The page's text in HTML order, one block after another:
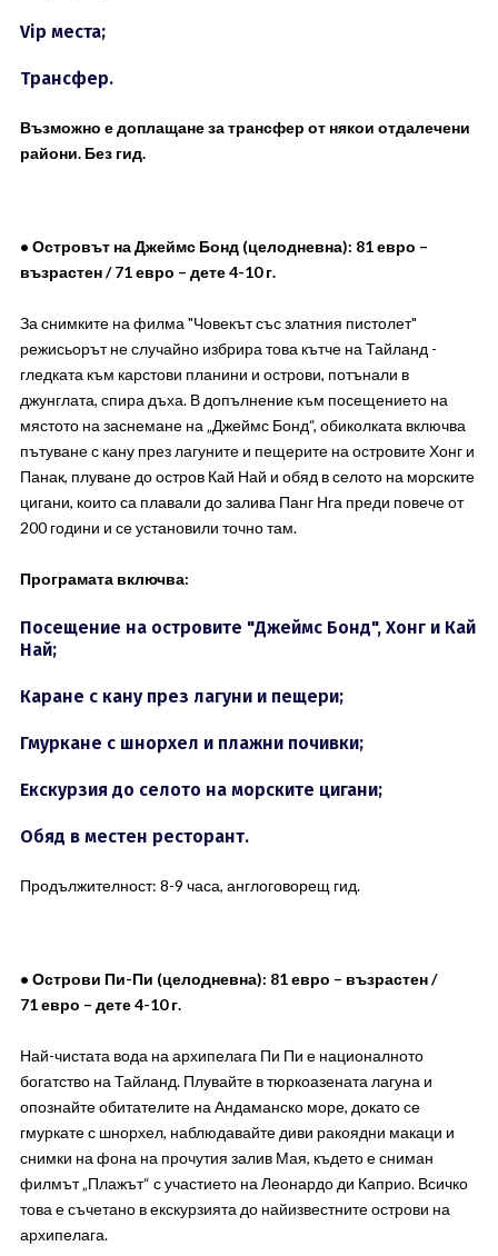
Vip места;
Трансфер.
Възможно е доплащане за трансфер от някои отдалечени
райони. Без гид.
• Островът на Джеймс Бонд (целодневна): 81 евро –
възрастен / 71 евро – дете 4-10 г.
За снимките на филма "Човекът със златния пистолет"
режисьорът не случайно избрира това кътче на Тайланд -
гледката към карстови планини и острови, потънали в
джунглата, спира дъха. В допълнение към посещението на
мястото на заснемане на „Джеймс Бонд“, обиколката включва
пътуване с кану през лагуните и пещерите на островите Хонг и
Панак, плуване до остров Кай Най и обяд в селото на морските
цигани, които са плавали до залива Панг Нга преди повече от
200 години и се установили точно там.
Програмата включва:
Посещение на островите "Джеймс Бонд", Хонг и Кай
Най;
Каране с кану през лагуни и пещери;
Гмуркане с шнорхел и плажни почивки;
Екскурзия до селото на морските цигани;
Обяд в местен ресторант.
Продължителност: 8-9 часа, англоговорещ гид.
• Острови Пи-Пи (целодневна): 81 евро – възрастен /
71 евро – дете 4-10 г.
Най-чистата вода на архипелага Пи Пи е националното
богатство на Тайланд. Плувайте в тюркоазената лагуна и
опознайте обитателите на Андаманско море, докато се
гмуркате с шнорхел, наблюдавайте диви ракоядни макаци и
снимки на фона на прочутия залив Мая, където е сниман
филмът „Плажът“ с участието на Леонардо ди Каприо. Всичко
това е съчетано в екскурзията до найизвестните острови на
архипелага.